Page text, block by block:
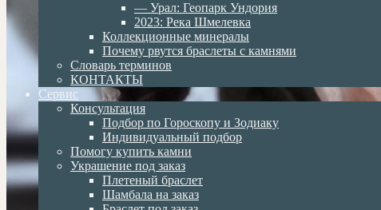
— Урал: Геопарк Ундория
2023: Река Шмелевка
Коллекционные минералы
Почему рвутся браслеты с камнями
Словарь терминов
КОНТАКТЫ
Сервис
Консультация
Подбор по Гороскопу и Зодиаку
Индивидуальный подбор
Помогу купить камни
Украшение под заказ
Плетеный браслет
Шамбала на заказ